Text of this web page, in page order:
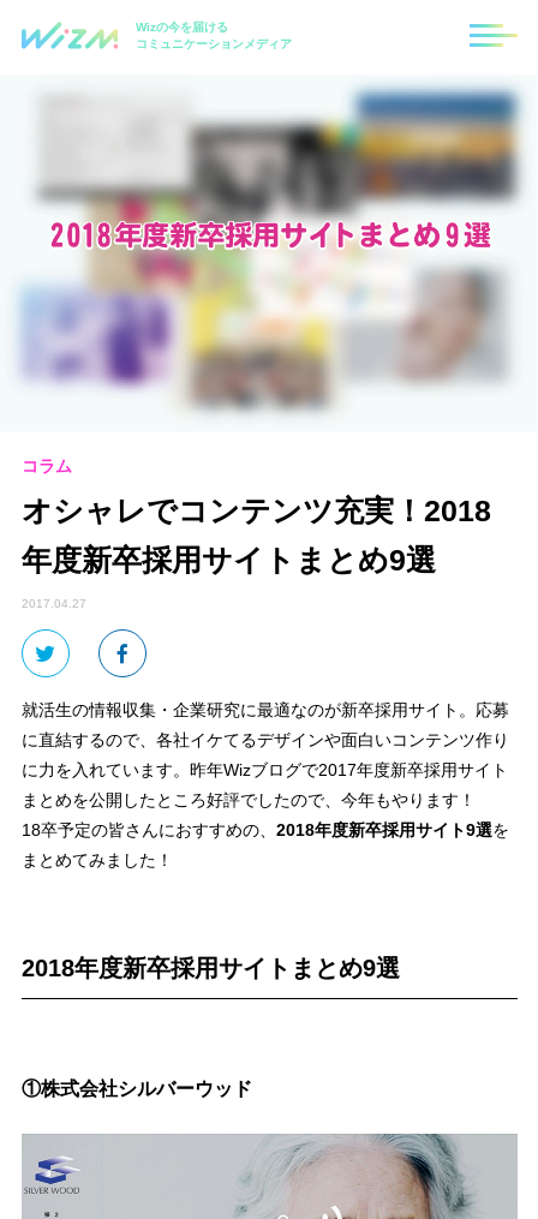
Wizの今を届ける
コミュニケーションメディア
コラム
オシャレでコンテンツ充実！2018
年度新卒採用サイトまとめ9選
2017.04.27
就活生の情報収集・企業研究に最適なのが新卒採用サイト。応募
に直結するので、各社イケてるデザインや面白いコンテンツ作り
に力を入れています。昨年Wizブログで2017年度新卒採用サイト
まとめを公開したところ好評でしたので、今年もやります！
18卒予定の皆さんにおすすめの、 2018年度新卒採用サイト9選を
まとめてみました！
2018年度新卒採用サイトまとめ9選
①株式会社シルバーウッド